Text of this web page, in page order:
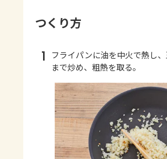
つくり方
1
フライパンに油を中火で熱し
まで炒め、粗熱を取る。